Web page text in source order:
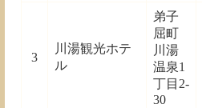
3
川湯観光ホテ
ル
弟子
屈町
川湯
温泉1
丁目2-
30